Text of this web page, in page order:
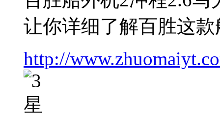
让你详细了解百胜这
http://